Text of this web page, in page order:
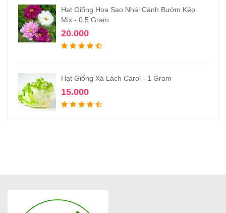
Hạt Giống Hoa Sao Nhái Cánh Bướm Kép
Mix - 0.5 Gram
20.000
Hạt Giống Xà Lách Carol - 1 Gram
15.000